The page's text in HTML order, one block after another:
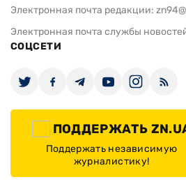
Электронная почта редакции:
Электронная почта службы
СОЦСЕТИ
ПОДДЕРЖАТЬ
Поддержать независимую
журналистику!